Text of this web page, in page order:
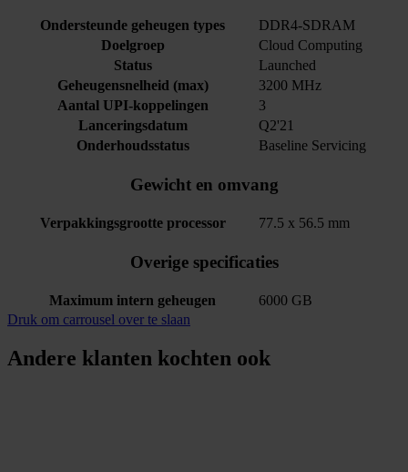
Ondersteunde geheugen types
DDR4-SDRAM
Doelgroep
Cloud Computing
Status
Launched
Geheugensnelheid (max)
3200 MHz
Aantal UPI-koppelingen
3
Lanceringsdatum
Q2'21
Onderhoudsstatus
Baseline Servicing
Gewicht en omvang
Verpakkingsgrootte processor 77.5 x 56.5 mm
Overige specificaties
Maximum intern geheugen
6000 GB
Druk om carrousel over te slaan
Andere klanten kochten ook